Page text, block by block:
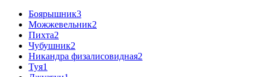
Боярышник3
Можжевельник2
Пихта2
Чубушник2
Никандра физалисовидная2
Туя1